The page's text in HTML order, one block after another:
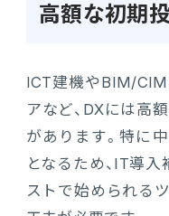
高額な初期
ICT建機やBIM/
アなど、DXには高
があります。特に
となるため、IT導
ストで始められる